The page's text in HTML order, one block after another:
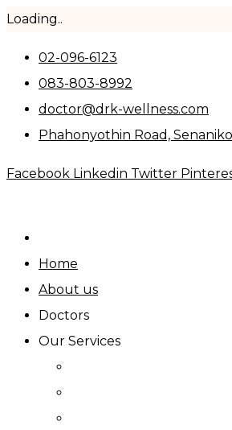
Loading..
02-096-6123
083-803-8992
doctor@drk-wellness.com
Phahonyothin Road,
Facebook Linkedin Twitter
Home
About us
Doctors
Our Services